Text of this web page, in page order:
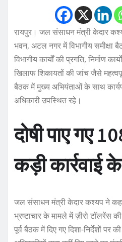
रायपुर। जल संसाधन मंत्री केदार
भवन, अटल नगर में विभागीय
विभागीय कार्यों की प्रगति, निर्माण
खिलाफ शिकायतों की जांच जैसे
बैठक में मुख्य अभियंताओं के साथ
अधिकारी उपस्थित रहे।
दोषी पाए गए
कड़ी कार्रवाई
जल संसाधन मंत्री केदार कश्यप ने
भ्रष्टाचार के मामले में ज़ीरो टॉलरेंस की
पूर्व बैठक में दिए गए दिशा-निर्देशों पर